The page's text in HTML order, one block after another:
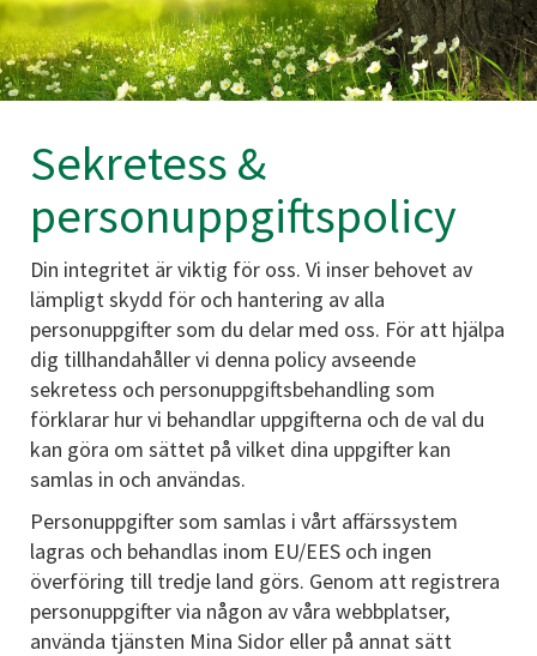
Sekretess &
personuppgiftspolicy
Din integritet är viktig för oss. Vi inser behovet av
lämpligt skydd för och hantering av alla
personuppgifter som du delar med oss. För att hjälpa
dig tillhandahåller vi denna policy avseende
sekretess och personuppgiftsbehandling som
förklarar hur vi behandlar uppgifterna och de val du
kan göra om sättet på vilket dina uppgifter kan
samlas in och användas.
Personuppgifter som samlas i vårt affärssystem
lagras och behandlas inom EU/EES och ingen
överföring till tredje land görs. Genom att registrera
personuppgifter via någon av våra webbplatser,
använda tjänsten Mina Sidor eller på annat sätt